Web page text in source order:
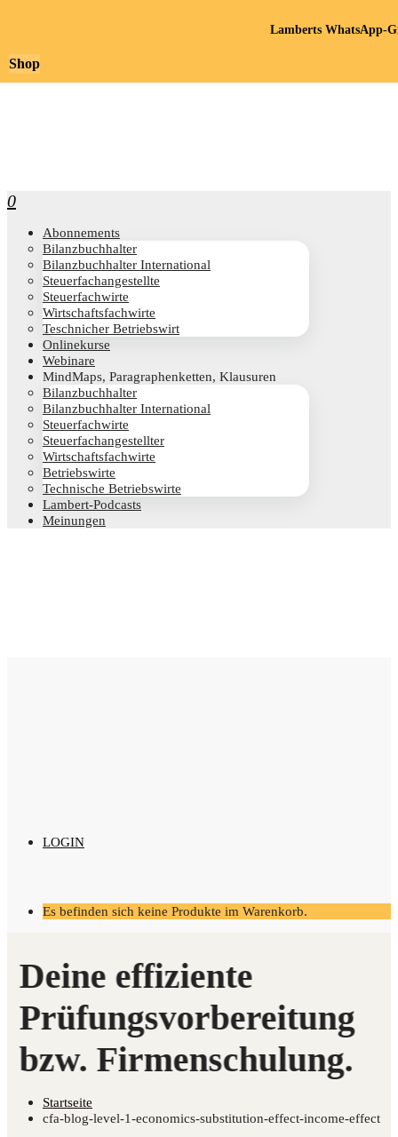
0
Abon­ne­ments
Bilanz­buch­hal­ter
Bilanz­buch­hal­ter International
Steu­er­fach­an­ge­stell­te
Steu­er­fach­wir­te
Wirt­schafts­fach­wir­te
Teschni­cher Betriebswirt
Online­kur­se
Web­i­na­re
Mind­Maps, Para­gra­phen­ket­ten, Klausuren
Bilanz­buch­hal­ter
Bilanz­buch­hal­ter International
Steu­er­fach­wir­te
Steu­er­fach­an­ge­stell­ter
Wirt­schafts­fach­wir­te
Betriebs­wir­te
Tech­ni­sche Betriebswirte
Lam­­bert-Pod­­casts
Mei­nun­gen
LOGIN
Es befinden sich keine Produkte im Warenkorb.
Startseite
cfa-blog-level-1-economics-substitution-effect-income-effect
Shop
Lamberts WhatsApp-